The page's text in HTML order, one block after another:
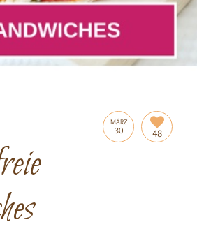
MÄRZ
30 48